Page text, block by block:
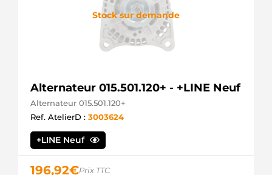
Stock sur demande
Alternateur 015.501.120+ - +LINE Neuf
Alternateur 015.501.120+
Ref. AtelierD : 3003624
+LINE Neuf
196,92€Prix TTC